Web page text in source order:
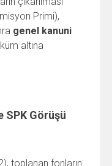
Primi),
genel kanuni
altına
SPK Görüşü
toplanan fonların